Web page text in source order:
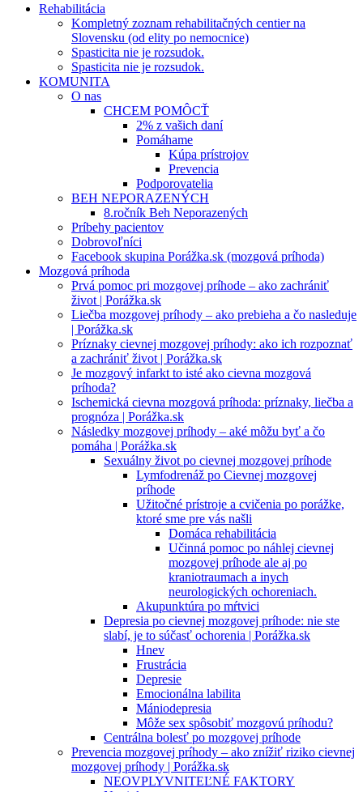
Rehabilitácia
Kompletný zoznam rehabilitačných centier na
Slovensku (od elity po nemocnice)
Spasticita nie je rozsudok.
Spasticita nie je rozsudok.
KOMUNITA
O nas
CHCEM POMÔCŤ
2% z vašich daní
Pomáhame
Kúpa prístrojov
Prevencia
Podporovatelia
BEH NEPORAZENÝCH
8.ročník Beh Neporazených
Príbehy pacientov
Dobrovoľníci
Facebook skupina Porážka.sk (mozgová príhoda)
Mozgová príhoda
Prvá pomoc pri mozgovej príhode – ako zachrániť
život | Porážka.sk
Liečba mozgovej príhody – ako prebieha a čo nasleduje
| Porážka.sk
Príznaky cievnej mozgovej príhody: ako ich rozpoznať
a zachrániť život | Porážka.sk
Je mozgový infarkt to isté ako cievna mozgová
príhoda?
Ischemická cievna mozgová príhoda: príznaky, liečba a
prognóza | Porážka.sk
Následky mozgovej príhody – aké môžu byť a čo
pomáha | Porážka.sk
Sexuálny život po cievnej mozgovej príhode
Lymfodrenáž po Cievnej mozgovej
príhode
Užitočné prístroje a cvičenia po porážke,
ktoré sme pre vás našli
Domáca rehabilitácia
Učinná pomoc po náhlej cievnej
mozgovej príhode ale aj po
kraniotraumach a inych
neurologických ochoreniach.
Akupunktúra po mŕtvici
Depresia po cievnej mozgovej príhode: nie ste
slabí, je to súčasť ochorenia | Porážka.sk
Hnev
Frustrácia
Depresie
Emocionálna labilita
Mániodepresia
Môže sex spôsobiť mozgovú príhodu?
Centrálna bolesť po mozgovej príhode
Prevencia mozgovej príhody – ako znížiť riziko cievnej
mozgovej príhody | Porážka.sk
NEOVPLYVNITEĽNÉ FAKTORY